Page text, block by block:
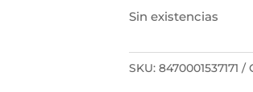
Sin existencias
SKU: 8470001537171